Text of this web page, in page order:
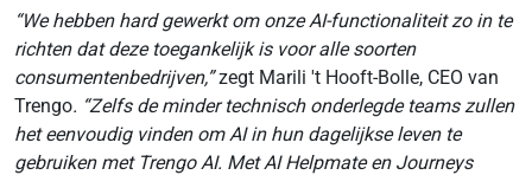
“We hebben hard gewerkt om onze AI-functionaliteit zo in te
richten dat deze toegankelijk is voor alle soorten
consumentenbedrijven,”zegt Marili 't Hooft-Bolle, CEO van
Trengo. “Zelfs de minder technisch onderlegde teams zullen
het eenvoudig vinden om AI in hun dagelijkse leven te
gebruiken met Trengo AI. Met AI Helpmate en Journeys